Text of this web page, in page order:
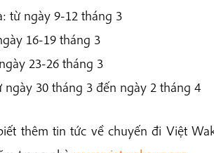
từ ngày 9-12 tháng 3
16-19 tháng 3
23-26 tháng 3
30 tháng 3 đến ngày 2 tháng 4
thêm tin tức về chuyến đi Việt